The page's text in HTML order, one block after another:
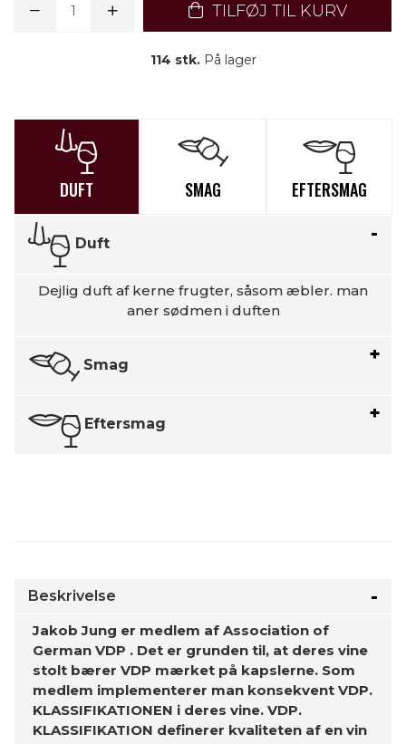
TILFØJ TIL KURV
114 stk.På lager
DUFT SMAG EFTERSMAG
Duft
Dejlig duft af kerne frugter, såsom æbler. man
aner sødmen i duften
Smag
Eftersmag
Beskrivelse
Jakob Jung er medlem af Association of
German VDP . Det er grunden til, at deres vine
stolt bærer VDP‍ mærket på kapslerne. Som
medlem implementerer man konsekvent VDP‍.‍
KLASSIFIKATIONEN i deres vine. VDP‍.‍
KLASSIFIKATION definerer kvaliteten af ​​en vin